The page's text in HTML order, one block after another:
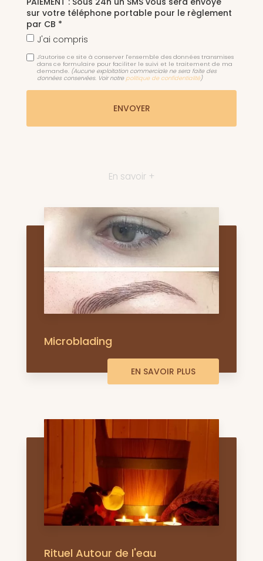
sur votre téléphone portable pour le règlement
par CB *
J'ai compris
J'autorise ce site à conserver l'ensemble des données transmises
dans ce formulaire pour faciliter le suivi et le traitement de ma
demande. (Aucune exploitation commerciale ne sera faite des
données conservées. Voir notre politique de confidentialité)
En savoir +
Microblading
EN SAVOIR PLUS
Rituel Autour de l'eau